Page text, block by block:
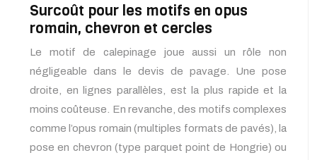
Surcoût pour les motifs en opus
romain, chevron et cercles
Le motif de calepinage joue aussi un rôle non
négligeable dans le devis de pavage. Une pose
droite, en lignes parallèles, est la plus rapide et la
moins coûteuse. En revanche, des motifs complexes
comme l’opus romain (multiples formats de pavés), la
pose en chevron (type parquet point de Hongrie) ou